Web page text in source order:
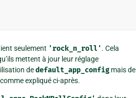
seulement 'rock_n_roll'. Cela
mettent à jour leur réglage
dedefault_app_config mais de
comme expliqué ci-après.